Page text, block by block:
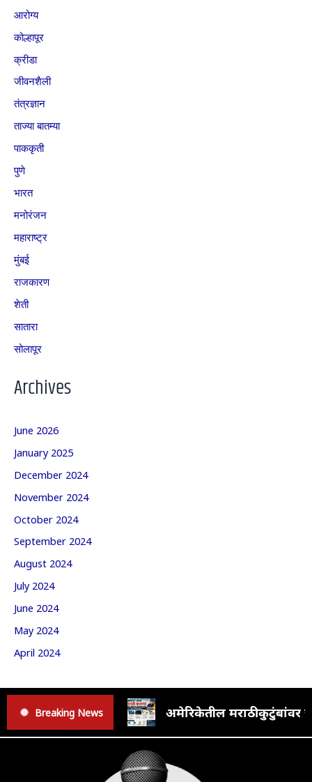
आरोग्य
कोल्हापूर
क्रीडा
जीवनशैली
तंत्रज्ञान
ताज्या बातम्या
पाककृती
पुणे
भारत
मनोरंजन
महाराष्ट्र
मुंबई
राजकारण
शेती
सातारा
सोलापूर
Archives
June 2026
January 2025
December 2024
November 2024
October 2024
September 2024
August 2024
July 2024
June 2024
May 2024
April 2024
Breaking News अमेरिकेतील मराठी कुटुंबांवर